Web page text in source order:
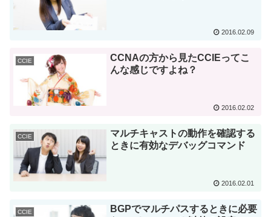
2016.02.09
CCIE
CCNAの方から見たCCIEってこ
んな感じですよね？
2016.02.02
CCIE
マルチキャストの動作を確認する
ときに有効なデバッグコマンド
2016.02.01
CCIE
BGPでマルチパスするときに必要